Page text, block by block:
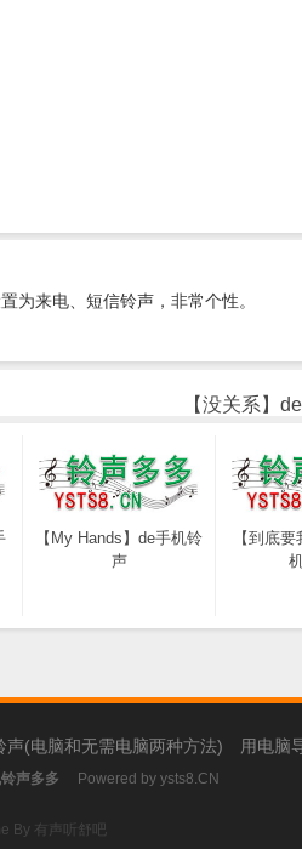
为来电、短信铃声，非常个性。
【没关系】
【My Hands】de手机铃
声
【到底
(电脑和无需电脑两种方法) 用电脑
铃声多多 Powered by ysts8.CN
By 有声听舒吧